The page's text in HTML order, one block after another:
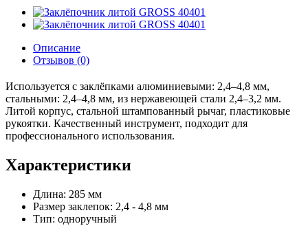
Описание
Отзывов (0)
Используется с заклёпками алюминиевыми: 2,4–4,8 мм,
стальными: 2,4–4,8 мм, из нержавеющей стали 2,4–3,2 мм.
Литой корпус, стальной штампованный рычаг, пластиковые
рукоятки. Качественный инструмент, подходит для
профессионального использования.
Характеристики
Длина: 285 мм
Размер заклепок: 2,4 - 4,8 мм
Тип: одноручный